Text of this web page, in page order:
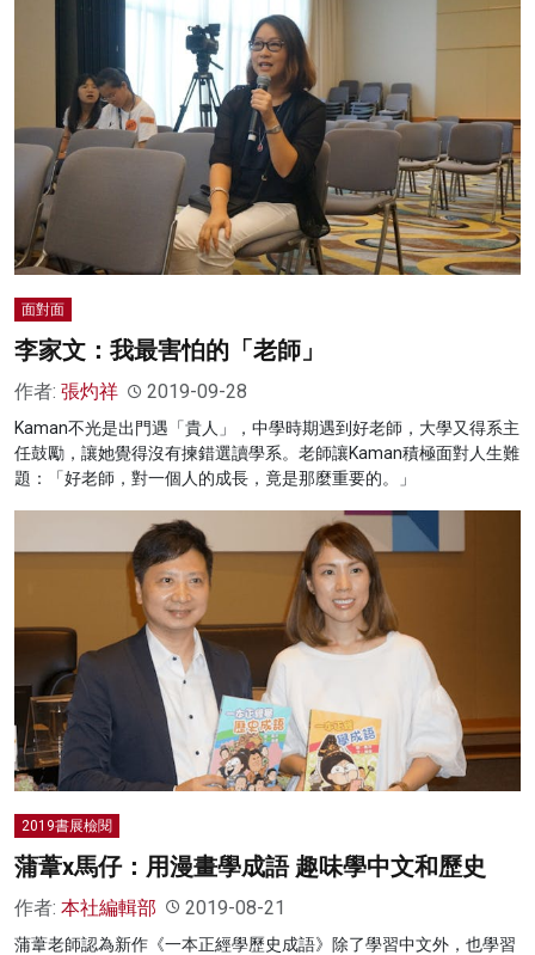
面對面
李家文：我最害怕的「老師」
作者: 張灼祥 2019-09-28
Kaman不光是出門遇「貴人」，中學時期遇到好老師，大學又得系主
任鼓勵，讓她覺得沒有揀錯選讀學系。老師讓Kaman積極面對人生難
題：「好老師，對一個人的成長，竟是那麼重要的。」
2019書展檢閱
蒲葦x馬仔：用漫畫學成語 趣味學中文和歷史
作者: 本社編輯部 2019-08-21
蒲葦老師認為新作《一本正經學歷史成語》除了學習中文外，也學習